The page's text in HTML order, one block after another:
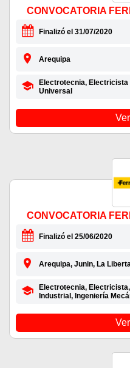
CONVOCATORIA
Finalizó el 31/07/2020
Arequipa
Electrotecnia,
Universal
CONVOCATORIA
Finalizó el 25/06/2020
Arequipa, Junin, La
Electrotecnia,
Industrial, Ingeniería